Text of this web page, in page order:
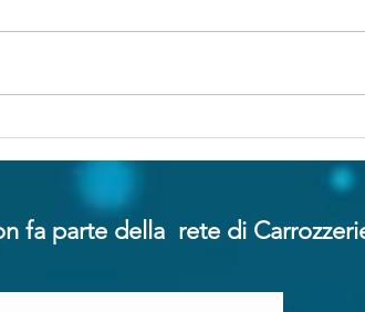
qualcuno dorme
delle
dal
fa parte della rete di